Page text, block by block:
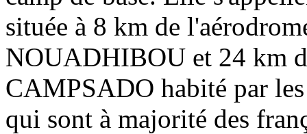
située à 8 km de
NOUADHIBOU et 24 km
CAMPSADO habité par
qui sont à majorité des